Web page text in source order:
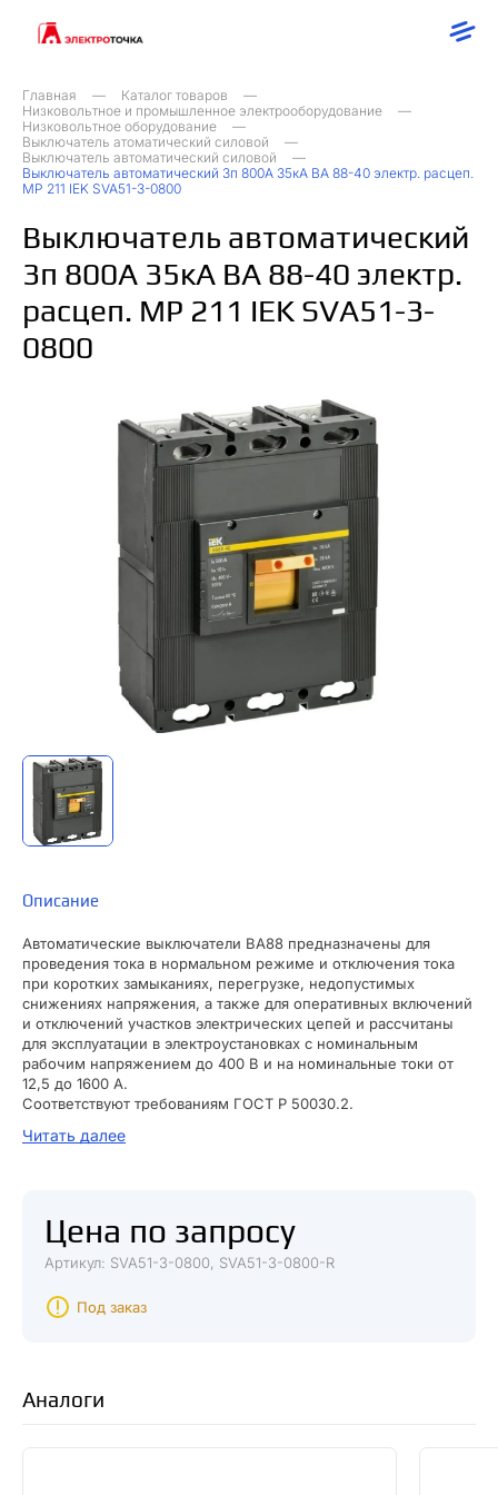
Главная
Каталог товаров
Низковольтное и промышленное электрооборудование
Низковольтное оборудование
Выключатель атоматический силовой
Выключатель автоматический силовой
Выключатель автоматический 3п 800А 35кА ВА 88-40 электр. расцеп.
MP 211 IEK SVA51-3-0800
Выключатель автоматический
3п 800А 35кА ВА 88-40 электр.
расцеп. MP 211 IEK SVA51-3-
0800
Описание
Автоматические выключатели ВА88 предназначены для
проведения тока в нормальном режиме и отключения тока
при коротких замыканиях, перегрузке, недопустимых
снижениях напряжения, а также для оперативных включений
и отключений участков электрических цепей и рассчитаны
для эксплуатации в электроустановках с номинальным
рабочим напряжением до 400 В и на номинальные токи от
12,5 до 1600 А.
Соответствуют требованиям ГОСТ Р 50030.2.
обеспечивают защиту от перегрузки и короткого замыкания с
Электронный расцепитель не требует отдельного питания и
гарантирует правильную работу защиты при токе нагрузки не
менее 15% от номинального даже при наличии напряжения
трансформатора тока, электронный модуль и отключающий
электромагнит, который воздействует непосредственно на
вырабатывают сигналы, необходимые для выполнения
функции защиты. Защитные характеристики (уставки
срабатывания) выбираются потребителем непосредственно
Читать далее
Цена по запросу
Артикул: SVA51-3-0800, SVA51-3-0800-R
Под заказ
Аналоги